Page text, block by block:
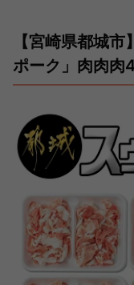
【宮崎県都城
ポーク」肉肉肉